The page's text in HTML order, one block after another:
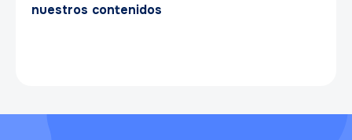
nuestros contenidos